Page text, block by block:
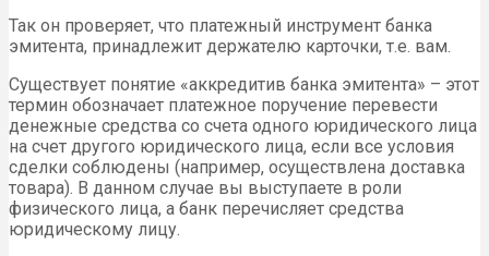
Так он проверяет, что платежный инструмент банка
эмитента, принадлежит держателю карточки, т.е. вам.
Существует понятие «аккредитив банка эмитента» – этот
термин обозначает платежное поручение перевести
денежные средства со счета одного юридического лица
на счет другого юридического лица, если все условия
сделки соблюдены (например, осуществлена доставка
товара). В данном случае вы выступаете в роли
физического лица, а банк перечисляет средства
юридическому лицу.